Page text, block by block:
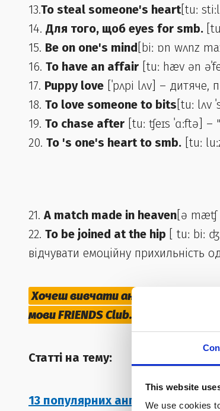
This website
We use cookies
13.To steal someone's heart[tuː
14. Для того, щоб eyes for smb.
15. Be on one's mind [biː ɒn wʌnz
16. To have an affair [tuː hæv ən
17. Puppy love [ˈpʌpi lʌv] – дитяче,
18. To love someone to bits [tuː lʌv
19. To chase after [tuː ʧeɪs ˈɑːftə]
20. To 's one's heart to smb. [tuː
21.A match made in heaven [ə mæʧ
22. To be joined at the hip
[ tuː
відчувати емоційну прихильність
Хочеш вивчати англійську
мови FRIENDS Club.
Статті на тему:
13 популярних англійських слів,